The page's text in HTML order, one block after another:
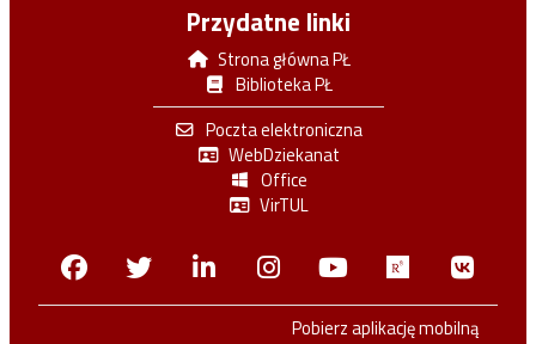
Przydatne linki
Strona główna PŁ
Biblioteka PŁ
Poczta elektroniczna
WebDziekanat
Office
VirTUL
FacebookTwitterLinkedinInstagram
Youtube
Pobierz aplikację mobilną